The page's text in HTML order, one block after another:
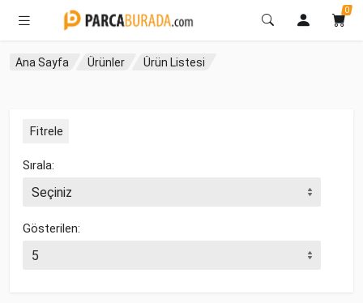
0
Ana Sayfa Ürünler Ürün Listesi
Fitrele
Sırala:
Gösterilen: